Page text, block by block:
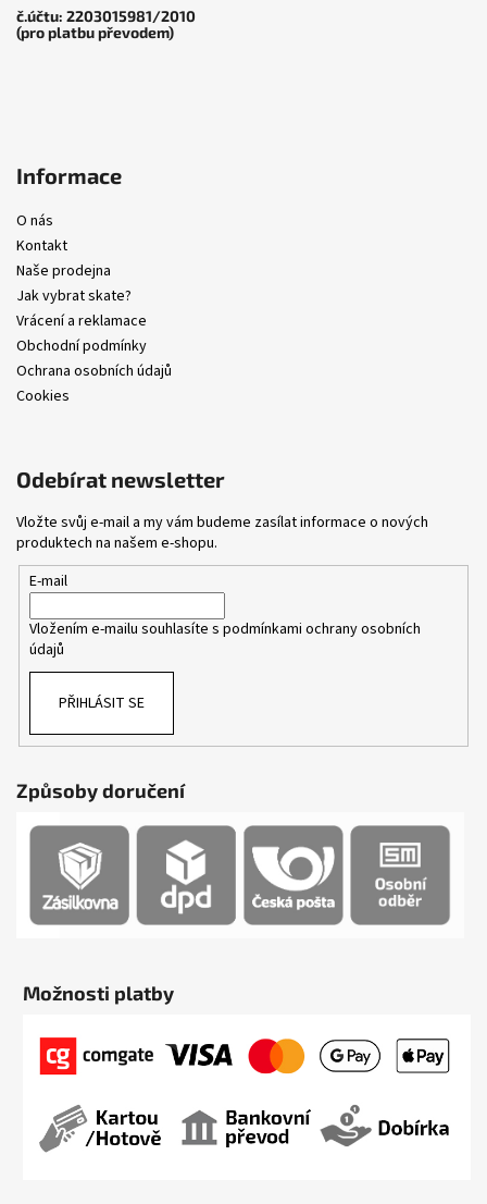
č.účtu: 2203015981/2010
(pro platbu převodem)
Informace
O nás
Kontakt
Naše prodejna
Jak vybrat skate?
Vrácení a reklamace
Obchodní podmínky
Ochrana osobních údajů
Cookies
Odebírat newsletter
Vložte svůj e-mail a my vám budeme zasílat informace o nových
produktech na našem e-shopu.
E-mail
Vložením e-mailu souhlasíte s podmínkami ochrany osobních
údajů
PŘIHLÁSIT SE
Způsoby doručení
Možnosti platby